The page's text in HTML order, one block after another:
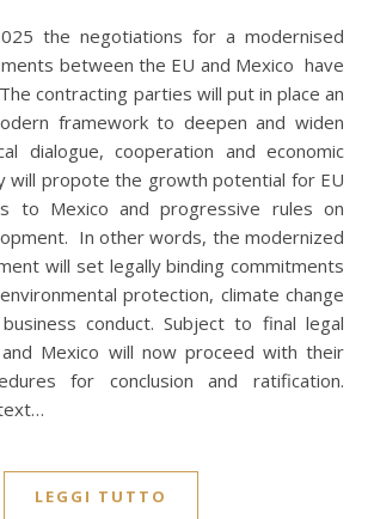
between the EU and Mexico have
contracting parties will put in place an
framework to deepen and widen
dialogue, cooperation and economic
will propote the growth potential for EU
to Mexico and progressive rules on
In other words, the modernized
will set legally binding commitments
protection, climate change
conduct. Subject to final legal
Mexico will now proceed with their
for conclusion and ratification.
LEGGI TUTTO